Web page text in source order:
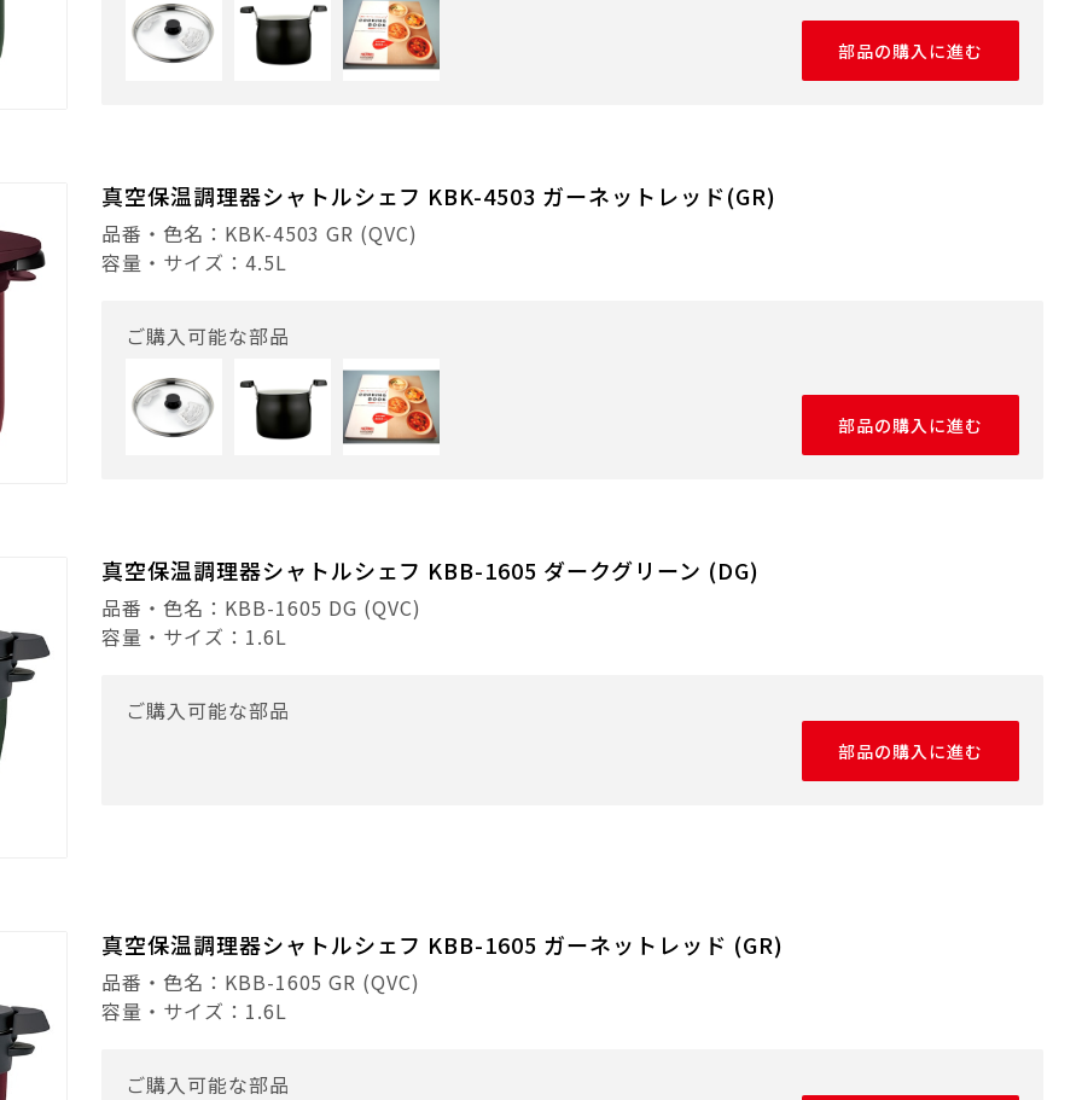
部品の購入に進む
真空保温調理器シャトルシェフ KBK-4503 ガーネットレッド(GR)
品番・色名：KBK-4503 GR (QVC)
容量・サイズ：4.5L
ご購入可能な部品
部品の購入に進む
真空保温調理器シャトルシェフ KBB-1605 ダークグリーン (DG)
品番・色名：KBB-1605 DG (QVC)
容量・サイズ：1.6L
ご購入可能な部品
部品の購入に進む
真空保温調理器シャトルシェフ KBB-1605 ガーネットレッド (GR)
品番・色名：KBB-1605 GR (QVC)
容量・サイズ：1.6L
ご購入可能な部品